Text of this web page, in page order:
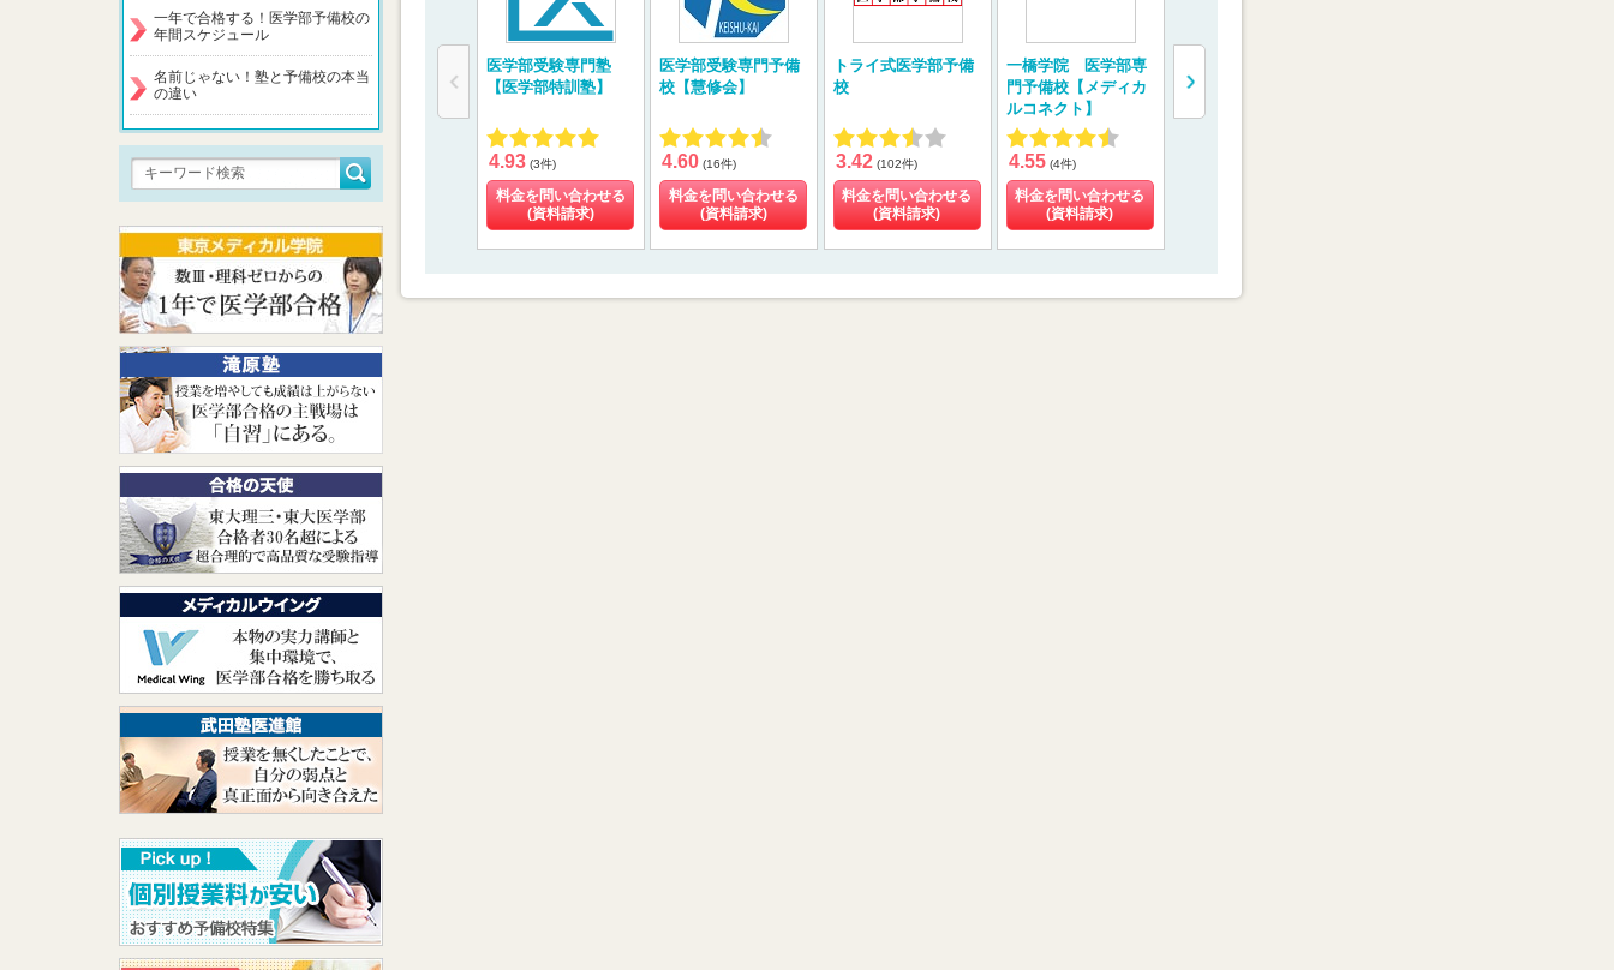
医学部受験専門塾
【医学部特訓塾】
4.93 (3件)
料金を問い合わせる
(資料請求)
医学部受験専門予備
校【慧修会】
4.60 (16件)
料金を問い合わせる
(資料請求)
トライ式医学部予備
校
3.42 (102件)
料金を問い合わせる
(資料請求)
一橋学院 医学部専
門予備校【メディカ
ルコネクト】
4.55 (4件)
料金を問い合わせる
(資料請求)
学院】
一年で合格する！医学部予備校の
年間スケジュール
名前じゃない！塾と予備校の本当
の違い